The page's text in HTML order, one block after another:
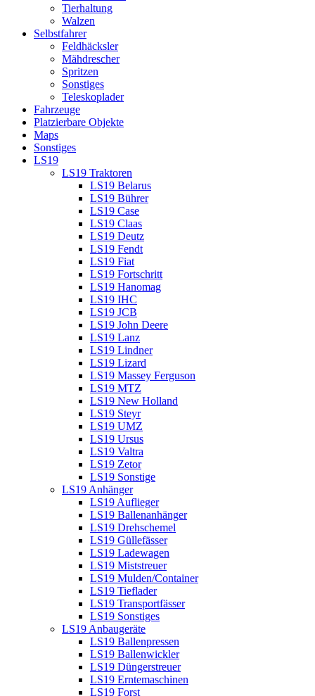
Tierhaltung
Walzen
Selbstfahrer
Feldhäcksler
Mähdrescher
Spritzen
Sonstiges
Teleskoplader
Fahrzeuge
Platzierbare Objekte
Maps
Sonstiges
LS19
LS19 Traktoren
LS19 Belarus
LS19 Bührer
LS19 Case
LS19 Claas
LS19 Deutz
LS19 Fendt
LS19 Fiat
LS19 Fortschritt
LS19 Hanomag
LS19 IHC
LS19 JCB
LS19 John Deere
LS19 Lanz
LS19 Lindner
LS19 Lizard
LS19 Massey Ferguson
LS19 MTZ
LS19 New Holland
LS19 Steyr
LS19 UMZ
LS19 Ursus
LS19 Valtra
LS19 Zetor
LS19 Sonstige
LS19 Anhänger
LS19 Auflieger
LS19 Ballenanhänger
LS19 Drehschemel
LS19 Güllefässer
LS19 Ladewagen
LS19 Miststreuer
LS19 Mulden/Container
LS19 Tieflader
LS19 Transportfässer
LS19 Sonstiges
LS19 Anbaugeräte
LS19 Ballenpressen
LS19 Ballenwickler
LS19 Düngerstreuer
LS19 Erntemaschinen
LS19 Forst